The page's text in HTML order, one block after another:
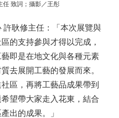
任 致詞；攝影／王彤
許耿修主任：「本次展覽與
的支持參與才得以完成，
即是在地文化與各種元素
去展開工藝的發展而來。
區，再將工藝品成果帶到
望帶大家走入花東，結合
出的成果。」